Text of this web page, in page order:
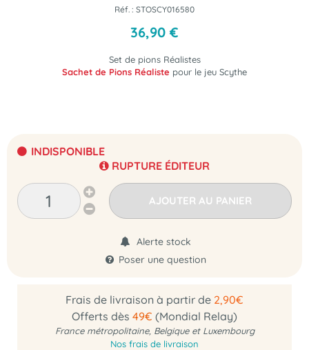
Réf. : STOSCY016580
36,90 €
Set de pions Réalistes
Sachet de Pions Réaliste pour le jeu Scythe
INDISPONIBLE
RUPTURE ÉDITEUR
AJOUTER AU PANIER
Alerte stock
Poser une question
Frais de livraison à partir de 2,90€
Offerts dès 49€ (Mondial Relay)
France métropolitaine, Belgique et Luxembourg
Nos frais de livraison